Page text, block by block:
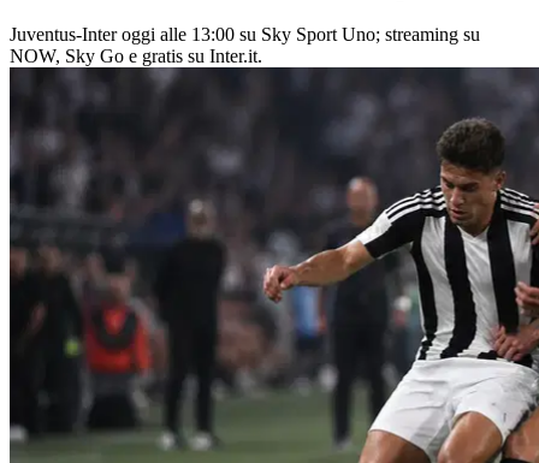
Juventus-Inter oggi alle 13:00 su Sky Sport Uno; streaming su
NOW, Sky Go e gratis su Inter.it.